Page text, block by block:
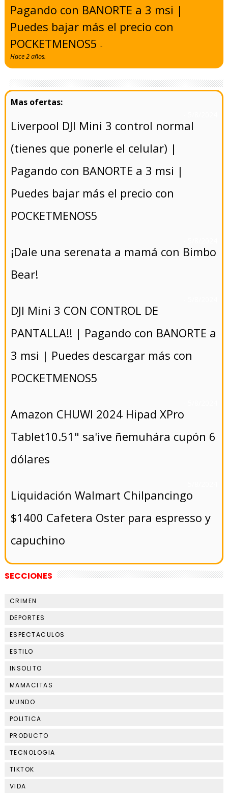
Pagando con BANORTE a 3 msi |
Puedes bajar más el precio con
POCKETMENOS5-
Hace 2 años.
Liverpool DJI Mini 3 control normal
(tienes que ponerle el celular) |
Pagando con BANORTE a 3 msi |
Puedes bajar más el precio con
POCKETMENOS5
¡Dale una serenata a mamá con Bimbo
Bear!
DJI Mini 3 CON CONTROL DE
PANTALLA!! | Pagando con BANORTE a
3 msi | Puedes descargar más con
POCKETMENOS5
Amazon CHUWI 2024 Hipad XPro
Tablet10.51" sa'ive ñemuhára cupón 6
dólares
Liquidación Walmart Chilpancingo
$1400 Cafetera Oster para espresso y
capuchino
SECCIONES
CRIMEN
DEPORTES
ESPECTACULOS
ESTILO
INSOLITO
MAMACITAS
MUNDO
POLITICA
PRODUCTO
TECNOLOGIA
TIKTOK
VIDA